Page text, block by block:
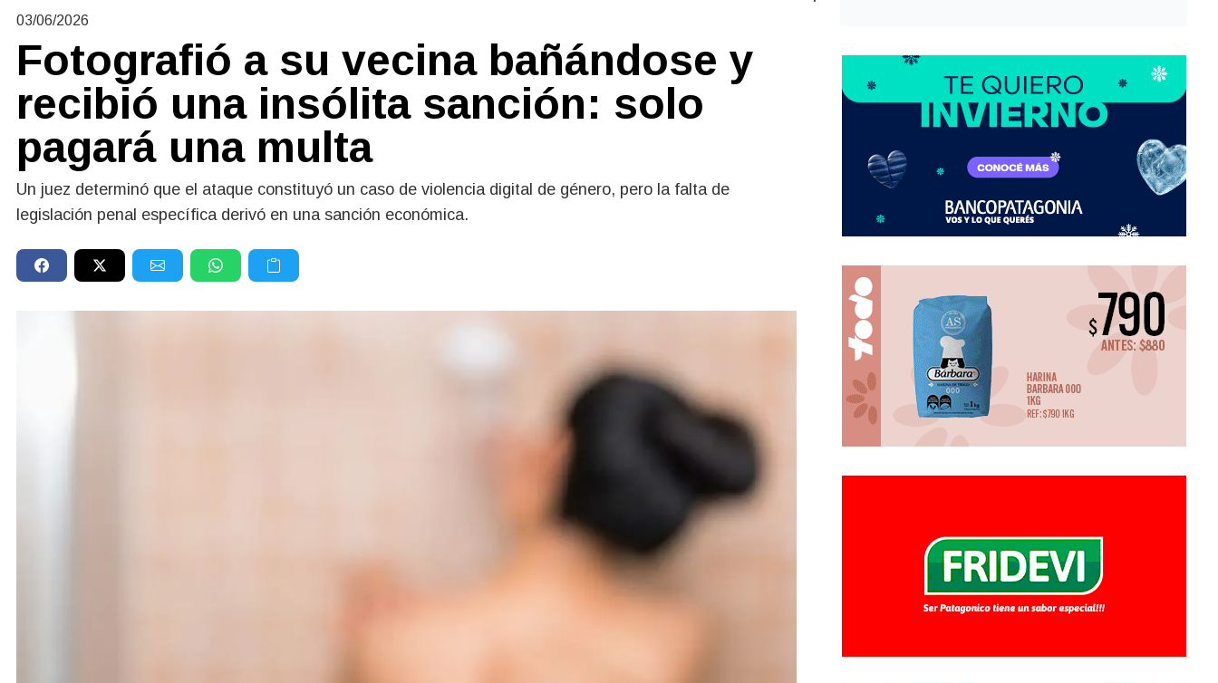
03/06/2026
Fotografió a su vecina bañándose y
recibió una insólita sanción: solo
pagará una multa
Un juez determinó que el ataque constituyó un caso de violencia digital de género, pero la falta de
legislación penal específica derivó en una sanción económica.